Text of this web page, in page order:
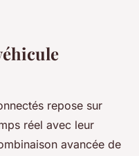
repose sur
réel avec leur
avancée de